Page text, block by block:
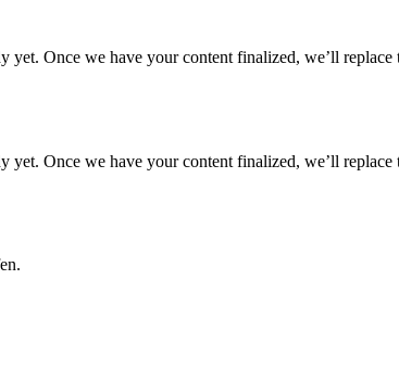
yet. Once we have your content finalized, we’ll
Once we have your content finalized, we’ll